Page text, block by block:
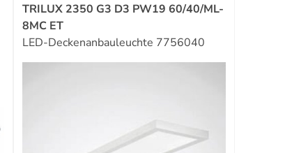
TRILUX 2350 G3 D3 PW19 60/40/ML-
8MC ET
LED-Deckenanbauleuchte 7756040